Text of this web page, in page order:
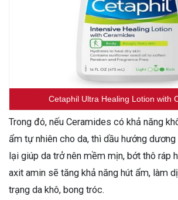
Cetaphil Ultra Healing Lotion with
Trong đó, nếu Ceramides có khả năng
ẩm tự nhiên cho da, thì dầu hướng
lại giúp da trở nên mềm mịn, bớt thô ráp
axit amin sẽ tăng khả năng hút ẩm, làm
trạng da khô, bong tróc.